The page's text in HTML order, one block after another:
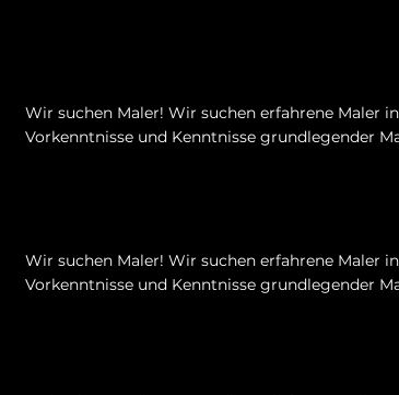
Wir suchen Maler! Wir suchen erfahrene Maler
Vorkenntnisse und Kenntnisse grundlegender
Wir suchen Maler! Wir suchen erfahrene Maler
Vorkenntnisse und Kenntnisse grundlegender